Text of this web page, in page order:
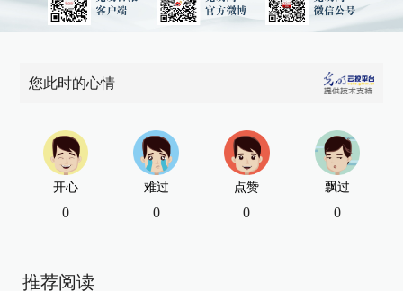
您此时的心情
开心
0
难过
0
点赞
0
飘过
0
推荐阅读